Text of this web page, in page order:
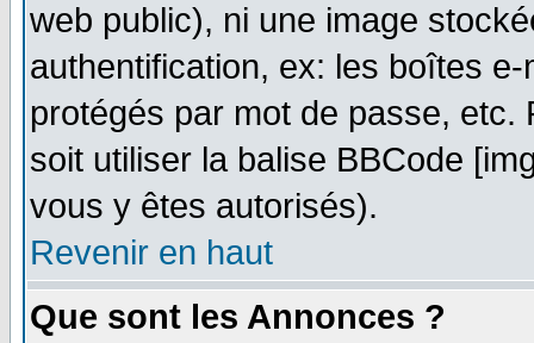
web public), ni une image
authentification, ex: les boîtes
protégés par mot de passe,
soit utiliser la balise BBCode
vous y êtes autorisés).
Revenir en haut
Que sont les Annonces ?